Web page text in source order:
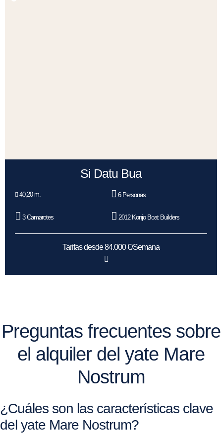
Si Datu Bua
40,20 m. 6 Personas
3 Camarotes 2012 Konjo Boat Builders
Tarifas desde 84.000 €/Semana
Preguntas frecuentes sobre
el alquiler del yate Mare
Nostrum
¿Cuáles son las características clave
del yate Mare Nostrum?